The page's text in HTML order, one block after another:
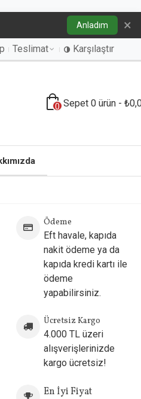
Anladım ×
Teslimat Karşılaştır
0 Sepet 0 ürün -
Ödeme
Eft havale, kapıda
nakit ödeme ya da
kapıda kredi kartı ile
ödeme
yapabilirsiniz.
Ücretsiz Kargo
4.000 TL üzeri
alışverişlerinizde
kargo ücretsiz!
En İyi Fiyat